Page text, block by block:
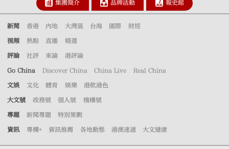
集團簡介 品牌活動 報史館
新聞 香港 內地 大灣區 台海 國際 財經
視頻 熱點 直播 精選
評論 社評 來論 港評論
Go China Discover China China Live Real China
文娛 文化 體育 娛樂 港飲港色
大文號 政務號 個人號 機構號
專題 新聞專題 特別策劃
資訊 專欄+ 資訊推薦 各地動態 港澳速遞 大文健康